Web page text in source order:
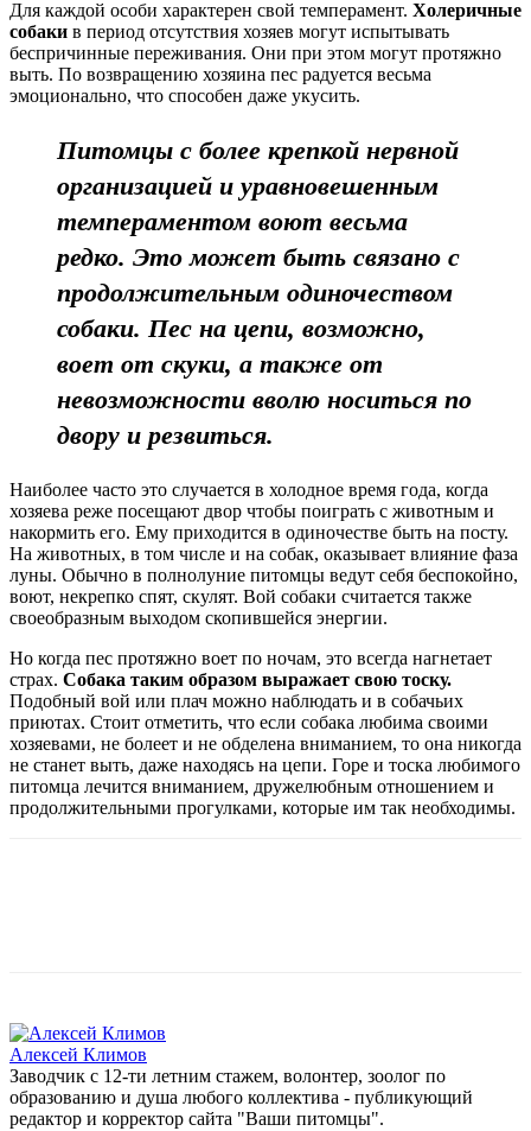
Для каждой особи характерен свой темперамент. Холеричные
собаки в период отсутствия хозяев могут испытывать
беспричинные переживания. Они при этом могут протяжно
выть. По возвращению хозяина пес радуется весьма
эмоционально, что способен даже укусить.
Питомцы с более крепкой нервной
организацией и уравновешенным
темпераментом воют весьма
редко. Это может быть связано с
продолжительным одиночеством
собаки. Пес на цепи, возможно,
воет от скуки, а также от
невозможности вволю носиться по
двору и резвиться.
Наиболее часто это случается в холодное время года, когда
хозяева реже посещают двор чтобы поиграть с животным и
накормить его. Ему приходится в одиночестве быть на посту.
На животных, в том числе и на собак, оказывает влияние фаза
луны. Обычно в полнолуние питомцы ведут себя беспокойно,
воют, некрепко спят, скулят. Вой собаки считается также
своеобразным выходом скопившейся энергии.
Но когда пес протяжно воет по ночам, это всегда нагнетает
страх. Собака таким образом выражает свою тоску.
Подобный вой или плач можно наблюдать и в собачьих
приютах. Стоит отметить, что если собака любима своими
хозяевами, не болеет и не обделена вниманием, то она никогда
не станет выть, даже находясь на цепи. Горе и тоска любимого
питомца лечится вниманием, дружелюбным отношением и
продолжительными прогулками, которые им так необходимы.
Алексей Климов
Заводчик c 12-ти летним стажем, волонтер, зоолог по
образованию и душа любого коллектива - публикующий
редактор и корректор сайта "Ваши питомцы".